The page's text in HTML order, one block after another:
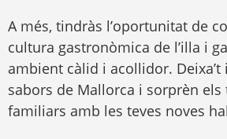
A més, tindràs l’oportunitat de
cultura gastronòmica de l’illa i
ambient càlid i acollidor.
sabors de Mallorca i sorprèn els
familiars amb les teves noves